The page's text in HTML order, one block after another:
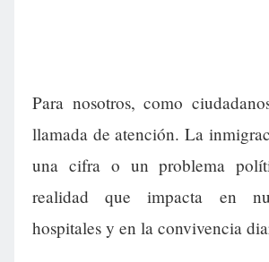
Para nosotros, como
llamada de atención. La
una cifra o un problema
realidad que impacta en
hospitales y en la convivencia